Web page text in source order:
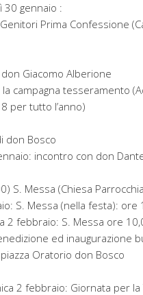
30 gennaio :
Prima Confessione
Giacomo Alberione
la campagna tesseramento
per tutto l’anno)
don Bosco
incontro con don
S. Messa (Chiesa
S. Messa (nella festa): ore
2 febbraio: S. Messa ore
ed inaugurazione
Oratorio don Bosco
2 febbraio: Giornata per la